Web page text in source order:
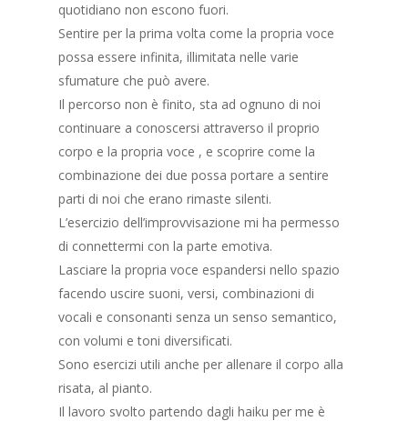
quotidiano non escono fuori.
Sentire per la prima volta come la propria voce
possa essere infinita, illimitata nelle varie
sfumature che può avere.
Il percorso non è finito, sta ad ognuno di noi
continuare a conoscersi attraverso il proprio
corpo e la propria voce , e scoprire come la
combinazione dei due possa portare a sentire
parti di noi che erano rimaste silenti.
L’esercizio dell’improvvisazione mi ha permesso
di connettermi con la parte emotiva.
Lasciare la propria voce espandersi nello spazio
facendo uscire suoni, versi, combinazioni di
vocali e consonanti senza un senso semantico,
con volumi e toni diversificati.
Sono esercizi utili anche per allenare il corpo alla
risata, al pianto.
Il lavoro svolto partendo dagli haiku per me è